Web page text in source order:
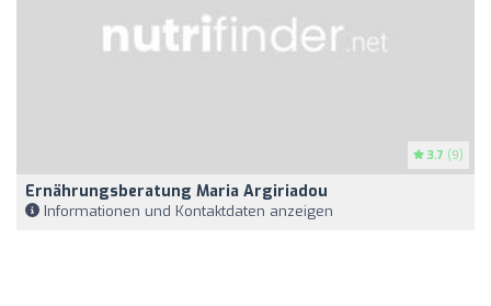
3.7 (9)
Ernährungsberatung Maria Argiriadou
Informationen und Kontaktdaten anzeigen